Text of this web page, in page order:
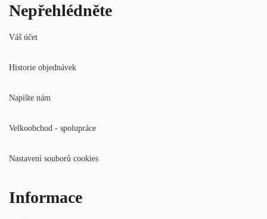
Nepřehlédněte
Váš účet
Historie objednávek
Napište nám
Velkoobchod - spolupráce
Nastavení souborů cookies
Informace